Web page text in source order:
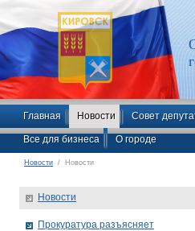
Главная Новости Совет
Все для бизнеса О городе
Новости / Новости
Новости
Прокуратура разъясняет